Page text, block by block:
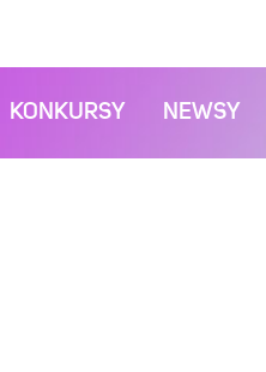
KONKURSY NEWSY